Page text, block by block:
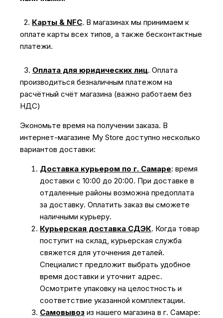
2. Карты & NFC. В магазинах мы принимаем к
оплате карты всех типов, а также бесконтактные
платежи.
3. Оплата для юридических лиц. Оплата
производиться безналичным платежом на
расчётный счёт магазина (важно работаем без
НДС)
Экономьте время на получении заказа. В
интернет-магазине My Store доступно несколько
вариантов доставки:
Доставка курьером по г. Самаре: время
доставки с 10:00 до 20:00. При доставке в
отдаленные районы возможна предоплата
за доставку. Оплатить заказ вы сможете
наличными курьеру.
Курьерская доставка СДЭК. Когда товар
поступит на склад, курьерская служба
свяжется для уточнения деталей.
Специалист предложит выбрать удобное
время доставки и уточнит адрес.
Осмотрите упаковку на целостность и
соответствие указанной комплектации.
Самовывоз из нашего магазина в г. Самаре: